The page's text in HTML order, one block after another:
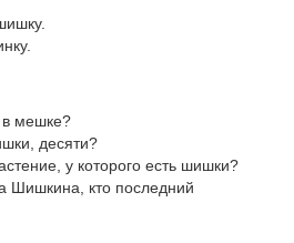
в мешке?
десяти?
у которого есть шишки?
Шишкина, кто последний